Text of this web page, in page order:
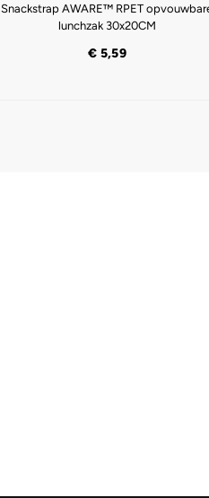
Snackstrap AWARE™ RPET
lunchzak 30x20CM
€ 5,59